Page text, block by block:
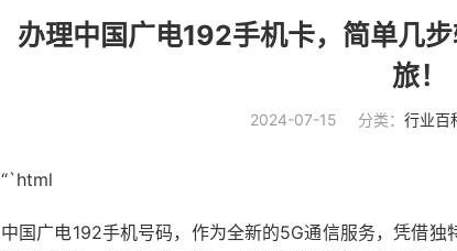
办理中国广电192手机卡，简单几
旅！
2024-07-15 分类： 行业百
“`html
中国广电192手机号码，作为全新的5G通信服务，凭借